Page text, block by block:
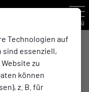
Technologien auf
sind essenziell,
zu
können
z. B. für
Menü